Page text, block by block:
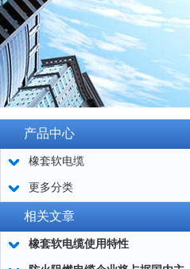
产品中心
橡套软电缆
更多分类
相关文章
橡套软电缆使用特性